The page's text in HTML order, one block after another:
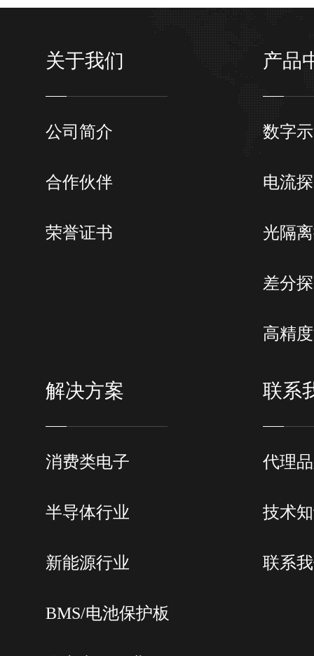
关于我们
公司简介
合作伙伴
荣誉证书
产品
数字
电流
光隔
差分
高精
解决方案
消费类电子
半导体行业
新能源行业
BMS/电池保护板
联系
代理
技术
联系